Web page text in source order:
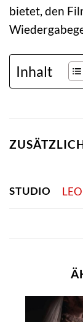
bietet, den
Inhalt
STUDIO